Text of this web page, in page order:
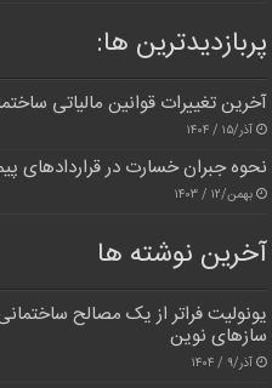
پربازدیدترین‌ ها:
آخرین تغییرات قوانین مالیاتی
آذر/۱۵ / ۱۴۰۴
نحوه جبران خسارت در قراردادهای
بهمن/۱۲ / ۱۴۰۳
آخرین نوشته ها
یونولیت فراتر از یک مصالح
سازهای نوین
آذر/۹ / ۱۴۰۴